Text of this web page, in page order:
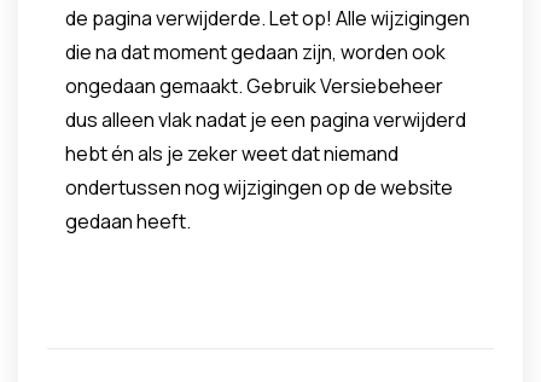
de pagina verwijderde. Let op! Alle wijzigingen
die na dat moment gedaan zijn, worden ook
ongedaan gemaakt. Gebruik Versiebeheer
dus alleen vlak nadat je een pagina verwijderd
hebt én als je zeker weet dat niemand
ondertussen nog wijzigingen op de website
gedaan heeft.